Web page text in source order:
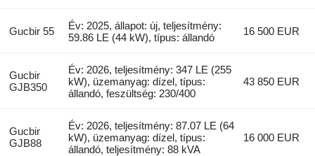
Gucbir 55
Év: 2025, állapot: új, teljesítmény:
59.86 LE (44 kW), típus: állandó
16 500 EUR
Gucbir
GJB350
Év: 2026, teljesítmény: 347 LE (255
kW), üzemanyag: dízel, típus:
állandó, feszültség: 230/400
43 850 EUR
Gucbir
GJB88
Év: 2026, teljesítmény: 87.07 LE (64
kW), üzemanyag: dízel, típus:
állandó, teljesítmény: 88 kVA
16 000 EUR